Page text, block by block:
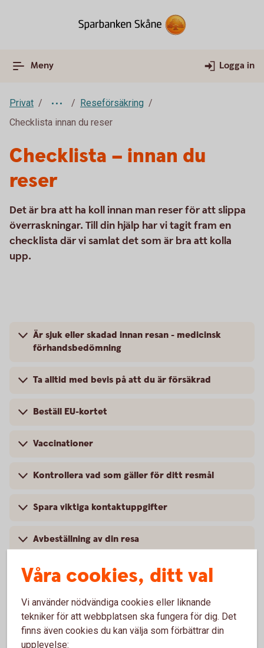
Meny Logga in
Privat
Reseförsäkring
Checklista innan du reser
Checklista – innan du
reser
Det är bra att ha koll innan man reser för att slippa
överraskningar. Till din hjälp har vi tagit fram en
checklista där vi samlat det som är bra att kolla
upp.
Är sjuk eller skadad innan resan - medicinsk
förhandsbedömning
Ta alltid med bevis på att du är försäkrad
Beställ EU-kortet
Vaccinationer
Kontrollera vad som gäller för ditt resmål
Spara viktiga kontaktuppgifter
Avbeställning av din resa
Logga in och se pris för
hemförsäkringen
Våra cookies, ditt val
Vi använder nödvändiga cookies eller liknande
tekniker för att webbplatsen ska fungera för dig. Det
finns även cookies du kan välja som förbättrar din
upplevelse: